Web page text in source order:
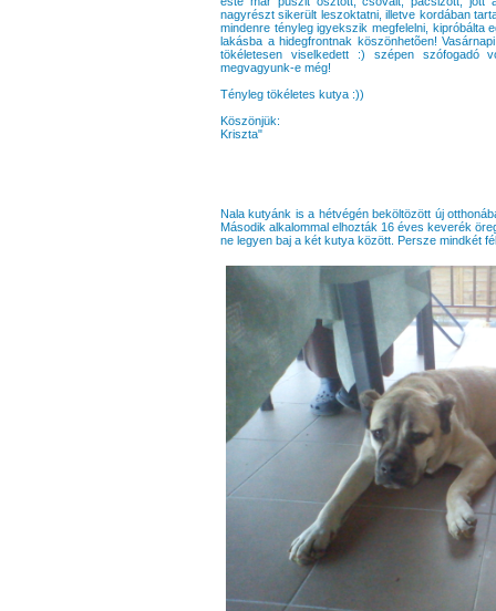
nagyrészt sikerült leszoktatni, illetve kordában
mindenre tényleg igyekszik megfelelni, kipróbálta
lakásba a hidegfrontnak köszönhetõen!
tökéletesen viselkedett :) szépen szófogadó
megvagyunk-e még!
Tényleg tökéletes kutya :))
Köszönjük:
Kriszta"
Nala kutyánk is a hétvégén beköltözött új
Második alkalommal elhozták 16 éves keverék
ne legyen baj a két kutya között. Persze mindkét